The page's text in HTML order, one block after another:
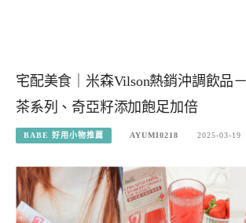
宅配美食｜米森Vilson熱銷沖調飲品
茶系列、奇亞籽添加飽足加倍
BABE 好用小物推薦 AYUMI0218 2025-03-19